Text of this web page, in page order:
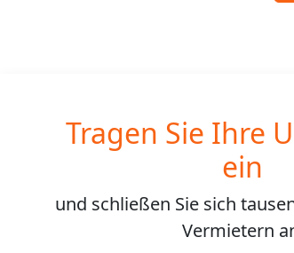
Tragen Sie Ihre
ein
und schließen Sie sich
Vermietern